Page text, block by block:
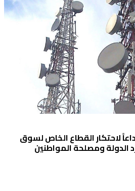
لاحتكار القطاع الخاص لسوق
الدولة ومصلحة المواطنين